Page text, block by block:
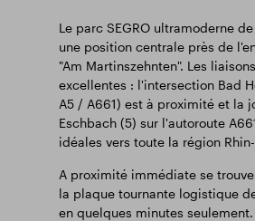
Le parc SEGRO ultramoderne
une position centrale près de
"Am Martinszehnten". Les
excellentes : l'intersection Bad
A5 / A661) est à proximité et la
Eschbach (5) sur l'autoroute
idéales vers toute la région
A proximité immédiate se
la plaque tournante logistique
en quelques minutes seulement.